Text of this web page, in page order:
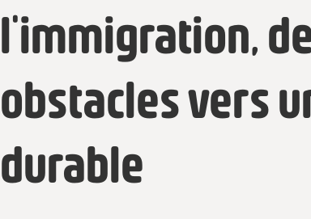
l'immigration,
obstacles vers
durable